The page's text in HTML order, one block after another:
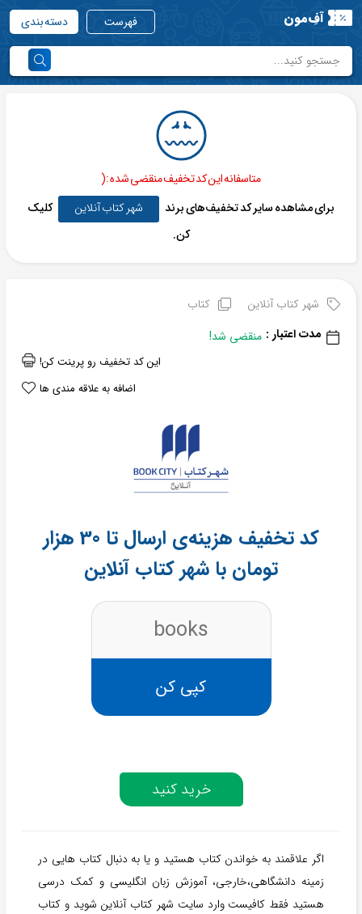
آفِ‌مون فهرست دسته بندی
متاسفانه این کد تخفیف منقضی شده :(
برای مشاهده سایر کد تخفیف‌های برند
شهر کتاب آنلاین
کلیک
کن.
شهر کتاب آنلاین
کتاب
مدت اعتبار : منقضی شد!
این کد تخفیف رو پرینت کن!
اضافه به علاقه مندی ها
کد تخفیف هزینه‌ی ارسال تا 30 هزار
تومان با شهر کتاب آنلاین
books
کپی کن
خرید کنید
اگر علاقمند به خواندن کتاب هستید و یا به دنبال کتاب هایی در
زمینه دانشگاهی،خارجی، آموزش زبان انگلیسی و کمک درسی
هستید فقط کافیست وارد سایت شهر کتاب آنلاین شوید و کتاب